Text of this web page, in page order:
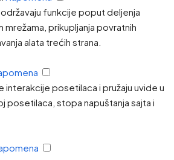
funkcije poput deljenja
mrežama, prikupljanja povratnih
alata trećih strana.
interakcije posetilaca i pružaju uvide u
posetilaca, stopa napuštanja sajta i